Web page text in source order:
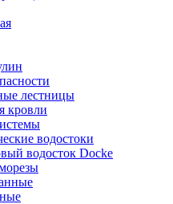
лестницы
кровли
водостоки
водосток Docke